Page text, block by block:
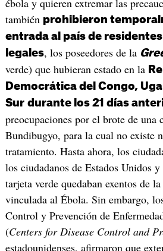
ébola y quieren extremar las
también prohibieron
entrada al país de
legales, los poseedores de la
verde) que hubieran estado en la
Democrática del Congo,
Sur durante los 21 días
preocupaciones por el brote de una
Bundibugyo, para la cual no existe
tratamiento. Hasta ahora, los
los ciudadanos de Estados Unidos
tarjeta verde quedaban exentos de
vinculada al Ébola. Sin embargo,
Control y Prevención de
(Centers for Disease Control and
estadounidenses, afirmaron que